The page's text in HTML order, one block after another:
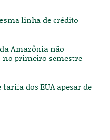
linha de crédito
Amazônia não
primeiro semestre
dos EUA apesar de